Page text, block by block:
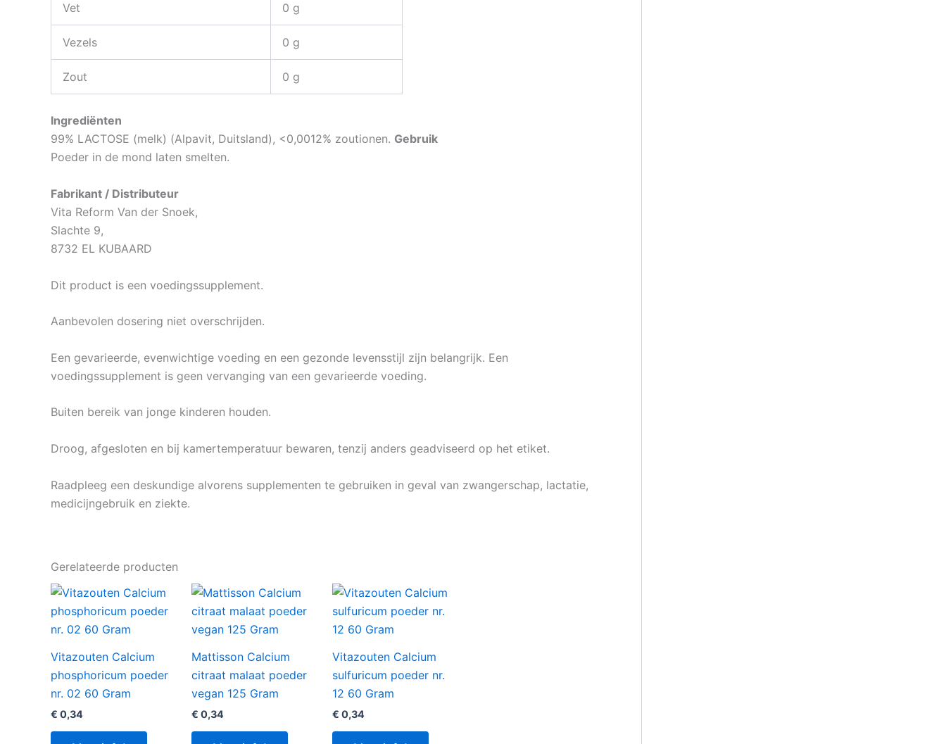
Vet 0 g
Vezels 0 g
Zout 0 g
Ingrediënten
99% LACTOSE (melk) (Alpavit, Duitsland), <0,0012% zoutionen. Gebruik
Poeder in de mond laten smelten.
Fabrikant / Distributeur
Vita Reform Van der Snoek,
Slachte 9,
8732 EL KUBAARD
Dit product is een voedingssupplement.
Aanbevolen dosering niet overschrijden.
Een gevarieerde, evenwichtige voeding en een gezonde levensstijl zijn belangrijk. Een
voedingssupplement is geen vervanging van een gevarieerde voeding.
Buiten bereik van jonge kinderen houden.
Droog, afgesloten en bij kamertemperatuur bewaren, tenzij anders geadviseerd op het etiket.
Raadpleeg een deskundige alvorens supplementen te gebruiken in geval van zwangerschap, lactatie,
medicijngebruik en ziekte.
Gerelateerde producten
Vitazouten Calcium
phosphoricum poeder
nr. 02 60 Gram
€ 0,34
Mattisson Calcium
citraat malaat poeder
vegan 125 Gram
€ 0,34
Vitazouten Calcium
sulfuricum poeder nr.
12 60 Gram
€ 0,34